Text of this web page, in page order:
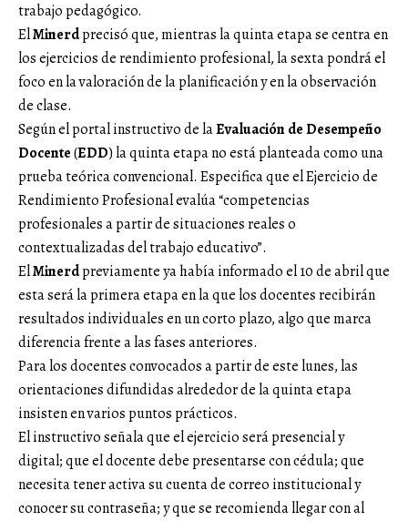
trabajo pedagógico.
ElMinerdprecisó que, mientras la quinta etapa se centra en
los ejercicios de rendimiento profesional, la sexta pondrá el
foco en la valoración de la planificación y en la observación
de clase.
Según el portal instructivo de laEvaluación de Desempeño
Docente(EDD) la quinta etapa no está planteada como una
prueba teórica convencional. Especifica que el Ejercicio de
Rendimiento Profesional evalúa “competencias
profesionales a partir de situaciones reales o
contextualizadas del trabajo educativo”.
ElMinerdpreviamente ya había informado el 10 de abril que
esta será la primera etapa en la que los docentes recibirán
resultados individuales en un corto plazo, algo que marca
diferencia frente a las fases anteriores.
Para los docentes convocados a partir de este lunes, las
orientaciones difundidas alrededor de la quinta etapa
insisten en varios puntos prácticos.
El instructivo señala que el ejercicio será presencial y
digital; que el docente debe presentarse con cédula; que
necesita tener activa su cuenta de correo institucional y
conocer su contraseña; y que se recomienda llegar con al